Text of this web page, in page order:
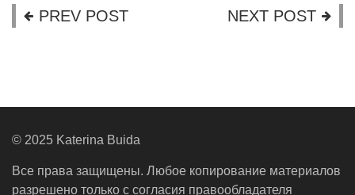
PREV POST NEXT POST
© 2025 Katerina Buida
Все права защищены. Любое копирование материалов
разрешено только с согласия правообладателя